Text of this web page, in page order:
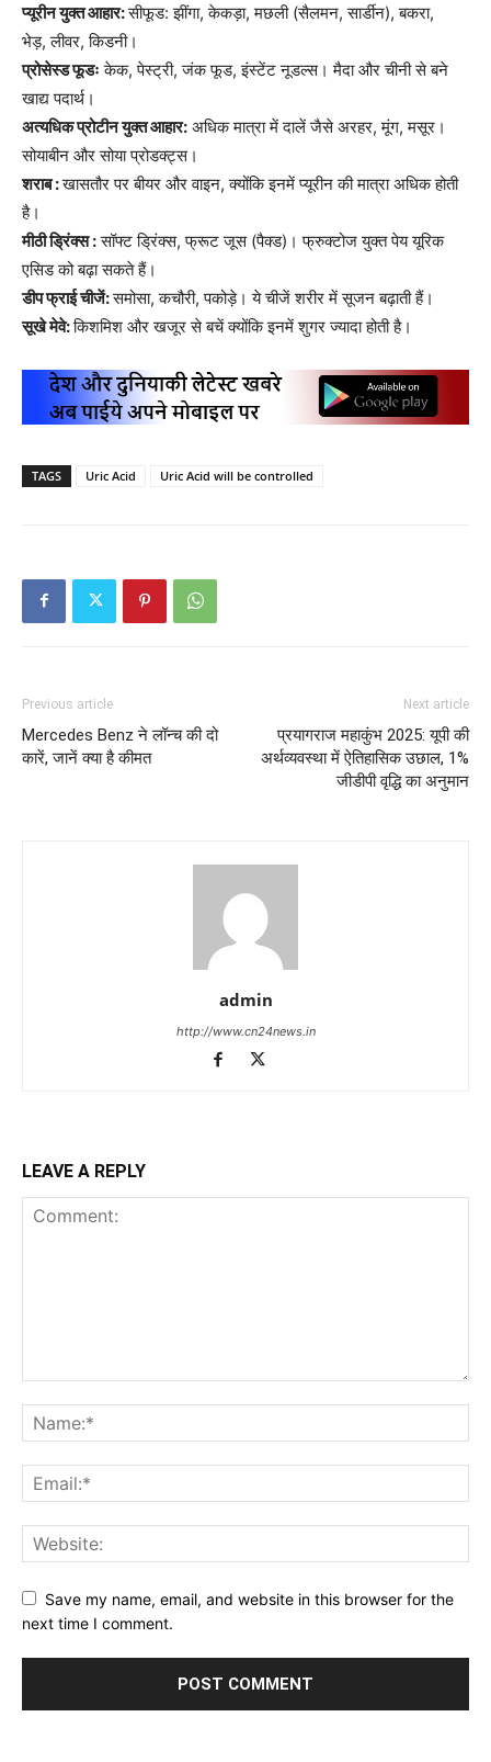
प्यूरीन युक्त आहार:सीफूड: झींगा, केकड़ा, मछली (सैलमन, सार्डीन), बकरा,
भेड़, लीवर, किडनी।
प्रोसेस्ड फूडः केक, पेस्ट्री, जंक फूड, इंस्टेंट नूडल्स। मैदा और चीनी से बने
खाद्य पदार्थ।
अत्यधिक प्रोटीन युक्त आहार: अधिक मात्रा में दालें जैसे अरहर, मूंग, मसूर।
सोयाबीन और सोया प्रोडक्ट्स।
शराब :खासतौर पर बीयर और वाइन, क्योंकि इनमें प्यूरीन की मात्रा अधिक होती
है।
मीठी ड्रिंक्स :सॉफ्ट ड्रिंक्स, फ्रूट जूस (पैक्ड)। फ्रुक्टोज युक्त पेय यूरिक
एसिड को बढ़ा सकते हैं।
डीप फ्राई चीजें:समोसा, कचौरी, पकोड़े। ये चीजें शरीर में सूजन बढ़ाती हैं।
सूखे मेवे:किशमिश और खजूर से बचें क्योंकि इनमें शुगर ज्यादा होती है।
TAGS Uric Acid Uric Acid will be controlled
Previous article
Mercedes Benz ने लॉन्च की दो
कारें, जानें क्या है कीमत
Next article
प्रयागराज महाकुंभ 2025: यूपी की
अर्थव्यवस्था में ऐतिहासिक उछाल, 1%
जीडीपी वृद्धि का अनुमान
admin
http://www.cn24news.in
LEAVE A REPLY
Save my name, email, and website in this browser for the
next time I comment.